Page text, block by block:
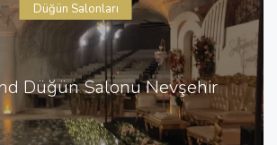
Düğün Salonu Nevşehir
Düğün Salonları